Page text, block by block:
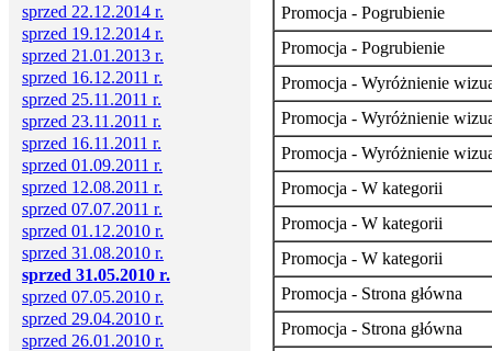
sprzed 22.12.2014 r.
sprzed 19.12.2014 r.
sprzed 21.01.2013 r.
sprzed 16.12.2011 r.
sprzed 25.11.2011 r.
sprzed 23.11.2011 r.
sprzed 16.11.2011 r.
sprzed 01.09.2011 r.
sprzed 12.08.2011 r.
sprzed 07.07.2011 r.
sprzed 01.12.2010 r.
sprzed 31.08.2010 r.
sprzed 31.05.2010 r.
sprzed 07.05.2010 r.
sprzed 29.04.2010 r.
sprzed 26.01.2010 r.
Promocja - Pogrubienie
Promocja - Pogrubienie
Promocja - Wyróżnienie
Promocja - Wyróżnienie
Promocja - Wyróżnienie
Promocja - W kategorii
Promocja - W kategorii
Promocja - W kategorii
Promocja - Strona główna
Promocja - Strona główna